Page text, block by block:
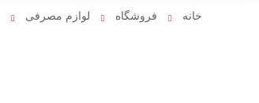
خانه فروشگاه لوازم مصرفی